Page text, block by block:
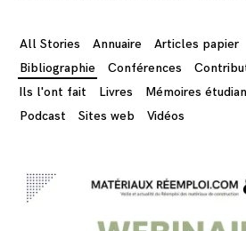
All Stories Annuaire Articles papier
Bibliographie
Conférences
Ils l'ont fait
Livres Mémoires
Podcast
Sites web Vidéos